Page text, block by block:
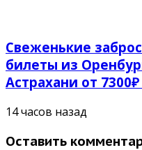
Свеженькие
билеты из
Астрахани от
14 часов назад
Оставить